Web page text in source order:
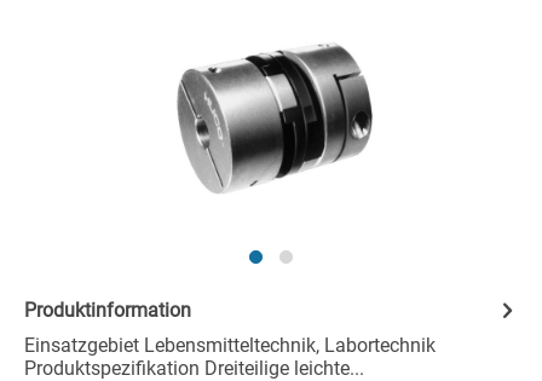
Produktinformation
Einsatzgebiet Lebensmitteltechnik, Labortechnik
Produktspezifikation Dreiteilige leichte...